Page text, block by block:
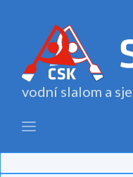
vodní slalom a